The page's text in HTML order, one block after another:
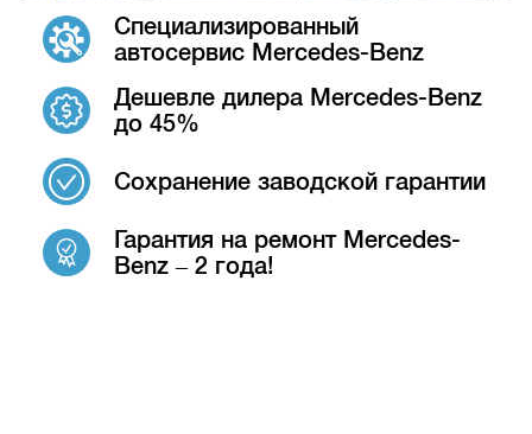
Специализированный
автосервис Mercedes-Benz
Дешевле дилера Mercedes-Benz
до 45%
Сохранение заводской гарантии
Гарантия на ремонт Mercedes-
Benz – 2 года!